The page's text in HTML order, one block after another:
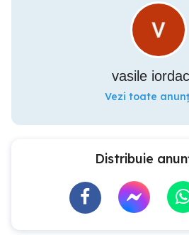
vasile
Vezi toate
Distribuie